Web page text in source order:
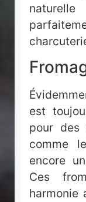
est
pour des
comme
encore
Ces
harmonie